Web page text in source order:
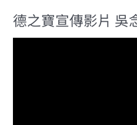
德之寶宣傳影片 吳